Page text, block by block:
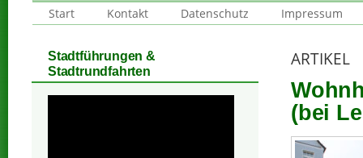
Start
Kontakt Datenschutz Impressum
ARTIKEL
(bei
Stadtführungen &
Stadtrundfahrten